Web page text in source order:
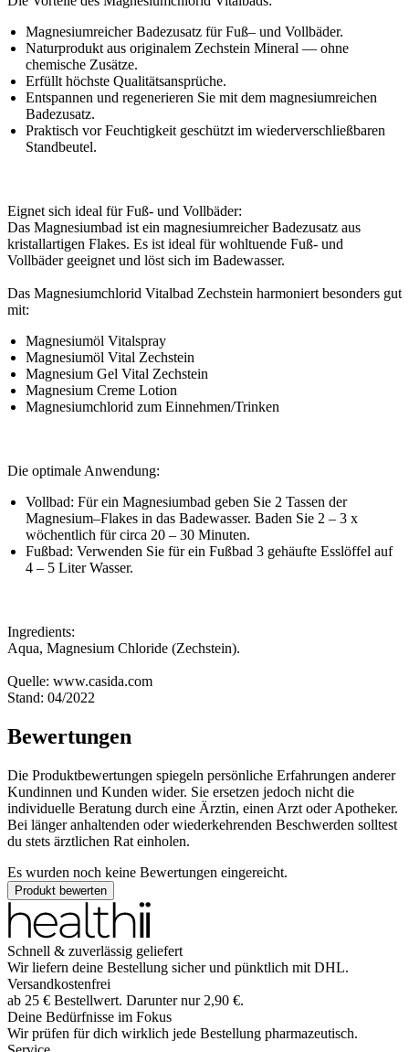
Magnesiumreicher Badezusatz für Fuß– und Vollbäder.
Naturprodukt aus originalem Zechstein Mineral — ohne
chemische Zusätze.
Erfüllt höchste Qualitätsansprüche.
Entspannen und regenerieren Sie mit dem magnesiumreichen
Badezusatz.
Praktisch vor Feuchtigkeit geschützt im wiederverschließbaren
Standbeutel.
Eignet sich ideal für Fuß- und Vollbäder:
Das Magnesiumbad ist ein magnesiumreicher Badezusatz aus
kristallartigen Flakes. Es ist ideal für wohltuende Fuß- und
Vollbäder geeignet und löst sich im Badewasser.
Das Magnesiumchlorid Vitalbad Zechstein harmoniert besonders gut
mit:
Magnesiumöl Vitalspray
Magnesiumöl Vital Zechstein
Magnesium Gel Vital Zechstein
Magnesium Creme Lotion
Magnesiumchlorid zum Einnehmen/Trinken
Die optimale Anwendung:
Vollbad: Für ein Magnesiumbad geben Sie 2 Tassen der
Magnesium–Flakes in das Badewasser. Baden Sie 2 – 3 x
wöchentlich für circa 20 – 30 Minuten.
Fußbad: Verwenden Sie für ein Fußbad 3 gehäufte Esslöffel auf
4 – 5 Liter Wasser.
Ingredients:
Aqua, Magnesium Chloride (Zechstein).
Quelle: www.casida.com
Stand: 04/2022
Bewertungen
Die Produktbewertungen spiegeln persönliche Erfahrungen anderer
Kundinnen und Kunden wider. Sie ersetzen jedoch nicht die
individuelle Beratung durch eine Ärztin, einen Arzt oder Apotheker.
Bei länger anhaltenden oder wiederkehrenden Beschwerden solltest
du stets ärztlichen Rat einholen.
Es wurden noch keine Bewertungen eingereicht.
Produkt bewerten
Schnell & zuverlässig geliefert
Wir liefern deine Bestellung sicher und pünktlich mit DHL.
Versandkostenfrei
ab 25 € Bestellwert. Darunter nur 2,90 €.
Deine Bedürfnisse im Fokus
Wir prüfen für dich wirklich jede Bestellung pharmazeutisch.